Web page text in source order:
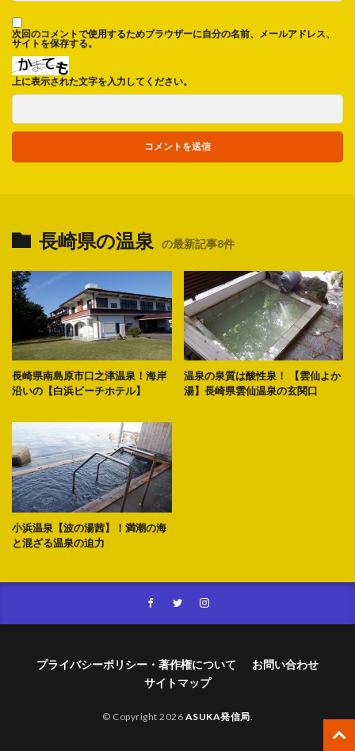
次回のコメントで使用するためブラウザーに自分の名前、メールアドレス、
サイトを保存する。
上に表示された文字を入力してください。
長崎県の温泉 の最新記事8件
長崎県南島原市口之津温泉！海岸
沿いの【白浜ビーチホテル】
温泉の泉質は酸性泉！ 【雲仙よか
湯】長崎県雲仙温泉の玄関口
小浜温泉【波の湯茜】！満潮の海
と混ざる温泉の迫力
プライバシーポリシー・著作権について
お問い合わせ
サイトマップ
© Copyright 2026 ASUKA発信局